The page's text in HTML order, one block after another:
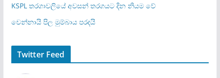
KSPL තරගාවලියේ අවසන් තරගයට දින නියම වේ
චෙන්නායි පිල මුම්බාය පරදයි
Twitter Feed